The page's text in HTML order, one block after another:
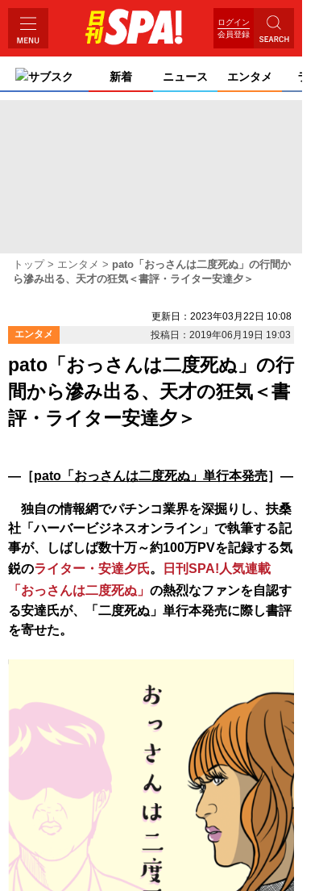
ログイン
会員登録
サブスク 新着 ニュース エンタメ ライ
トップ エンタメ
pato「おっさんは二度死ぬ」の行間か
ら滲み出る、天才の狂気＜書評・ライター安達夕＞
更新日：2023年03月22日 10:08
エンタメ
投稿日：2019年06月19日 19:03
pato「おっさんは二度死ぬ」の行
間から滲み出る、天才の狂気＜書
評・ライター安達夕＞
―［pato「おっさんは二度死ぬ」単行本発売］―
独自の情報網でパチンコ業界を深掘りし、扶桑
社「ハーバービジネスオンライン」で執筆する記
事が、しばしば数十万～約100万PVを記録する気
鋭のライター・安達夕氏。
日刊SPA!人気連載
「おっさんは二度死ぬ」 の熱烈なファンを自認す
る安達氏が、「二度死ぬ」単行本発売に際し書評
を寄せた。